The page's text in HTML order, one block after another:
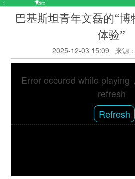
巴基斯坦青年文磊的“博
体验”
2025-12-03 15:09 来源
Error occured while playing
refresh
Refresh